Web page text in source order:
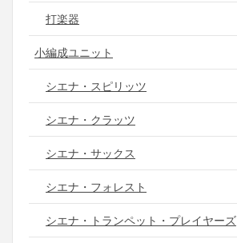
打楽器
小編成ユニット
シエナ・スピリッツ
シエナ・クラッツ
シエナ・サックス
シエナ・フォレスト
シエナ・トランペット・プレイヤーズ